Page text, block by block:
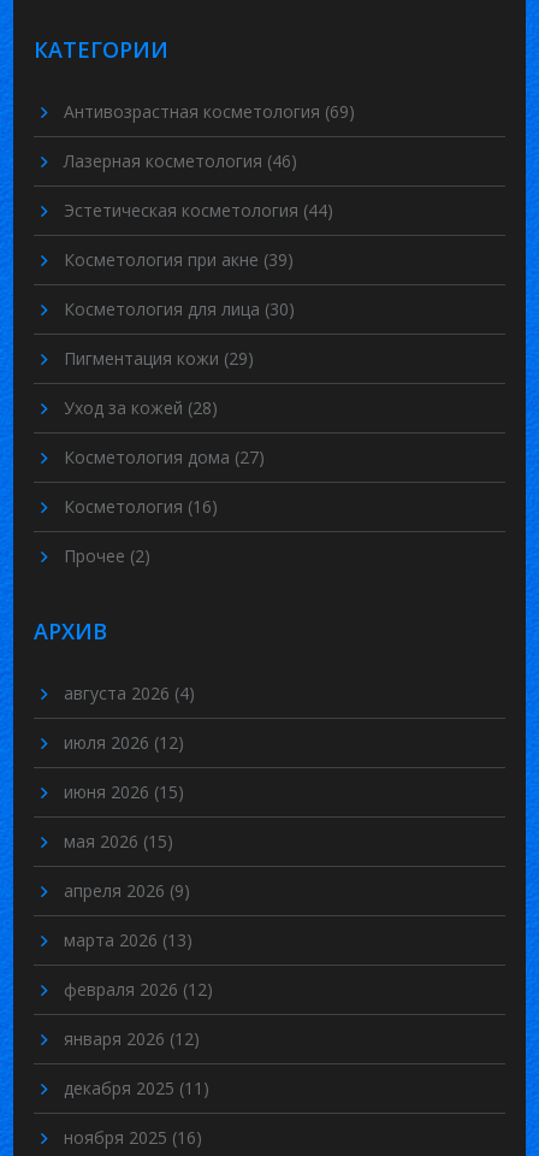
КАТЕГОРИИ
Антивозрастная косметология (69)
Лазерная косметология (46)
Эстетическая косметология (44)
Косметология при акне (39)
Косметология для лица (30)
Пигментация кожи (29)
Уход за кожей (28)
Косметология дома (27)
Косметология (16)
Прочее (2)
АРХИВ
августа 2026 (4)
июля 2026 (12)
июня 2026 (15)
мая 2026 (15)
апреля 2026 (9)
марта 2026 (13)
февраля 2026 (12)
января 2026 (12)
декабря 2025 (11)
ноября 2025 (16)